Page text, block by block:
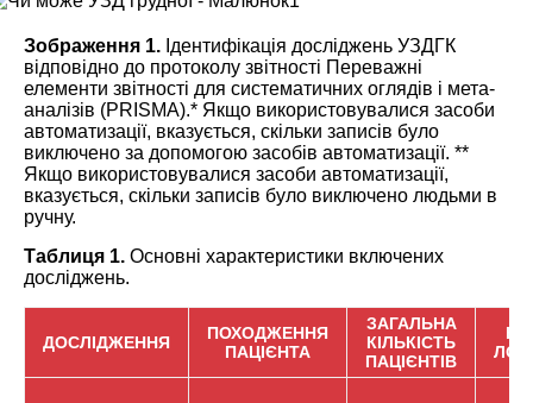
Зображення 1. Ідентифікація досліджень УЗДГК
відповідно до протоколу звітності Переважні
елементи звітності для систематичних оглядів і мета-
аналізів (PRISMA).* Якщо використовувалися засоби
автоматизації, вказується, скільки записів було
виключено за допомогою засобів автоматизації. **
Якщо використовувалися засоби автоматизації,
вказується, скільки записів було виключено людьми в
ручну.
Таблиця 1. Основні характеристики включених
досліджень.
ДОСЛІДЖЕННЯ
ПОХОДЖЕННЯ
ПАЦІЄНТА
ЗАГАЛЬНА
КІЛЬКІСТЬ
ПАЦІЄНТІВ